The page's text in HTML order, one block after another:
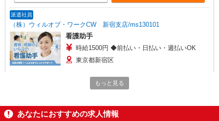
派遣社員
（株）ウィルオブ・ワークCW 新宿支店/ms130101
看護助手
時給1500円 ◆前払い・日払い・週払いOK
東京都新宿区
株式会社kotrio /●SW-H1-2024218
もっと見る
あなたにおすすめの求人情報